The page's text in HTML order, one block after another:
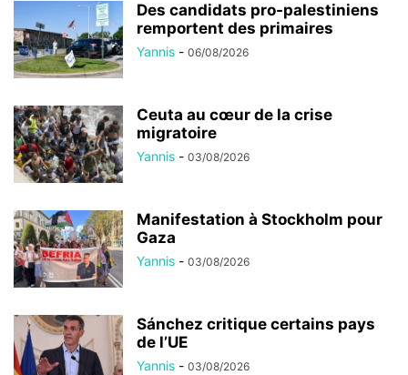
Des candidats pro-palestiniens
remportent des primaires
Yannis - 06/08/2026
Ceuta au cœur de la crise
migratoire
Yannis - 03/08/2026
Manifestation à Stockholm pour
Gaza
Yannis - 03/08/2026
Sánchez critique certains pays
de l’UE
Yannis - 03/08/2026